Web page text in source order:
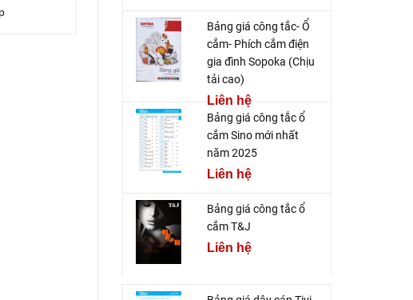
Bảng giá công tắc- Ổ
cắm- Phích cắm điện
gia đình Sopoka (Chịu
tải cao)
Liên hệ
Bảng giá công tắc ổ
cắm Sino mới nhất
năm 2025
Liên hệ
Bảng giá công tắc ổ
cắm T&J
Liên hệ